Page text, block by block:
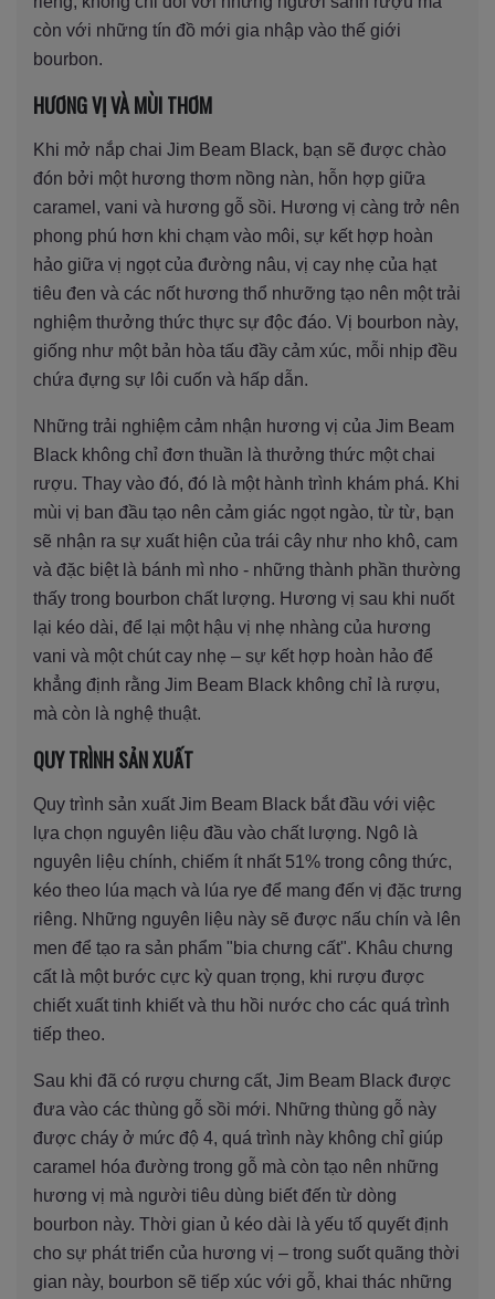
còn với những tín đồ mới gia nhập vào thế giới
bourbon.
HƯƠNG VỊ VÀ MÙI THƠM
Khi mở nắp chai Jim Beam Black, bạn sẽ được chào
đón bởi một hương thơm nồng nàn, hỗn hợp giữa
caramel, vani và hương gỗ sồi. Hương vị càng trở nên
phong phú hơn khi chạm vào môi, sự kết hợp hoàn
hảo giữa vị ngọt của đường nâu, vị cay nhẹ của hạt
tiêu đen và các nốt hương thổ nhưỡng tạo nên một trải
nghiệm thưởng thức thực sự độc đáo. Vị bourbon này,
giống như một bản hòa tấu đầy cảm xúc, mỗi nhịp đều
chứa đựng sự lôi cuốn và hấp dẫn.
Những trải nghiệm cảm nhận hương vị của Jim Beam
Black không chỉ đơn thuần là thưởng thức một chai
rượu. Thay vào đó, đó là một hành trình khám phá. Khi
mùi vị ban đầu tạo nên cảm giác ngọt ngào, từ từ, bạn
sẽ nhận ra sự xuất hiện của trái cây như nho khô, cam
và đặc biệt là bánh mì nho - những thành phần thường
thấy trong bourbon chất lượng. Hương vị sau khi nuốt
lại kéo dài, để lại một hậu vị nhẹ nhàng của hương
vani và một chút cay nhẹ – sự kết hợp hoàn hảo để
khẳng định rằng Jim Beam Black không chỉ là rượu,
mà còn là nghệ thuật.
QUY TRÌNH SẢN XUẤT
Quy trình sản xuất Jim Beam Black bắt đầu với việc
lựa chọn nguyên liệu đầu vào chất lượng. Ngô là
nguyên liệu chính, chiếm ít nhất 51% trong công thức,
kéo theo lúa mạch và lúa rye để mang đến vị đặc trưng
riêng. Những nguyên liệu này sẽ được nấu chín và lên
men để tạo ra sản phẩm "bia chưng cất". Khâu chưng
cất là một bước cực kỳ quan trọng, khi rượu được
chiết xuất tinh khiết và thu hồi nước cho các quá trình
tiếp theo.
Sau khi đã có rượu chưng cất, Jim Beam Black được
đưa vào các thùng gỗ sồi mới. Những thùng gỗ này
được cháy ở mức độ 4, quá trình này không chỉ giúp
caramel hóa đường trong gỗ mà còn tạo nên những
hương vị mà người tiêu dùng biết đến từ dòng
bourbon này. Thời gian ủ kéo dài là yếu tố quyết định
cho sự phát triển của hương vị – trong suốt quãng thời
gian này, bourbon sẽ tiếp xúc với gỗ, khai thác những